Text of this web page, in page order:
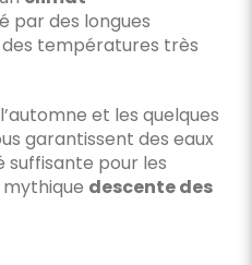
par des longues
températures très
et les quelques
garantissent des eaux
suffisante pour les
descente des